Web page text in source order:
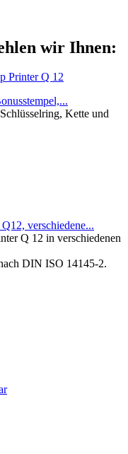
wir Ihnen:
Kette und
verschiedene...
Q 12 in verschiedenen
DIN ISO 14145-2.